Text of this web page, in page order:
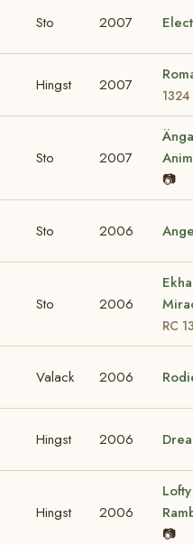
Sto 2007
Hingst 2007
1324
Sto 2007
📷
Sto 2006
Sto 2006
RC
Valack 2006
Hingst 2006
Hingst 2006
📷